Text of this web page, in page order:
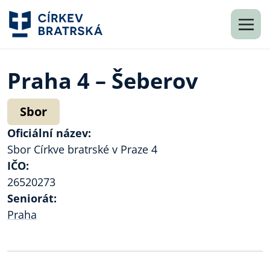
Praha 4 – Šeberov
Sbor
Oficiální název:
Sbor Církve bratrské v Praze 4
IČO:
26520273
Seniorát:
Praha